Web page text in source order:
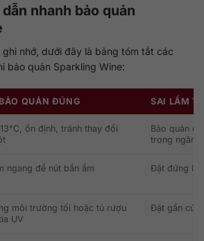
nhanh bảo quản
nhớ, dưới đây là bảng tóm tắt các
bảo quản Sparkling Wine:
QUẢN ĐÚNG SAI LẦM
ổn định, tránh thay đổi
Bảo quản ở
trong ngăn
ngang để nút bần ẩm Đặt đứng
môi trường tối hoặc tủ rượu
UV
Đặt gần cửa